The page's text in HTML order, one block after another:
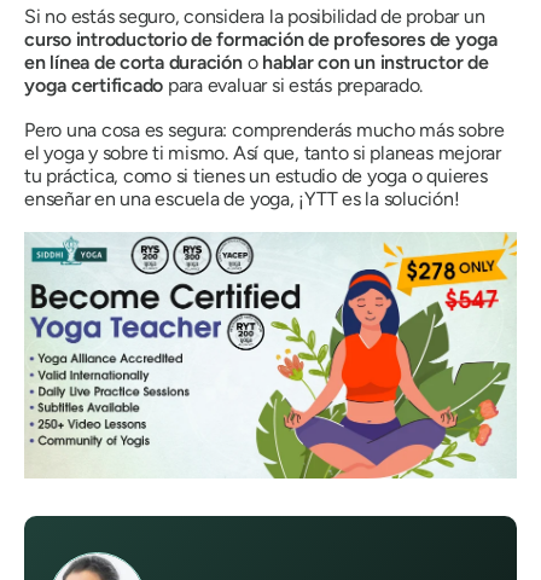
Si no estás seguro, considera la posibilidad de probar un
curso introductorio de formación de profesores de yoga
en línea de corta duracióno hablar con un instructor de
yoga certificado para evaluar si estás preparado.
Pero una cosa es segura: comprenderás mucho más sobre
el yoga y sobre ti mismo. Así que, tanto si planeas mejorar
tu práctica, como si tienes un estudio de yoga o quieres
enseñar en una escuela de yoga, ¡YTT es la solución!